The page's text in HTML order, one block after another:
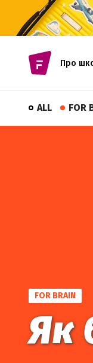
Про
ALL FOR
FOR BRAIN
Як